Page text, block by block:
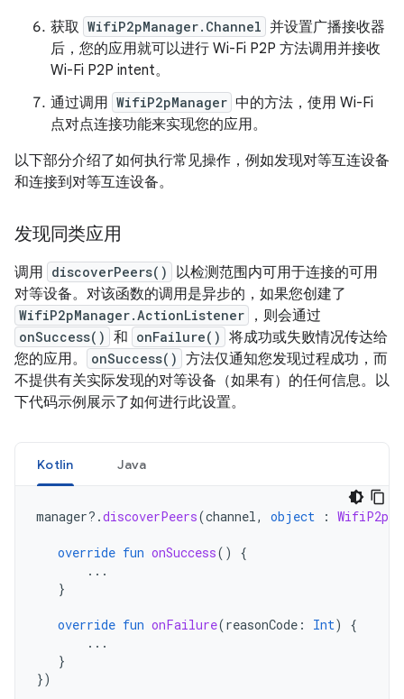
获取 WifiP2pManager.Channel 并设置广播接收器
后，您的应用就可以进行 Wi-Fi P2P 方法调用并接收
Wi-Fi P2P intent。
通过调用 WifiP2pManager 中的方法，使用 Wi-Fi
点对点连接功能来实现您的应用。
以下部分介绍了如何执行常见操作，例如发现对等互连设备
和连接到对等互连设备。
发现同类应用
调用 discoverPeers()
以检测范围内可用于连接的可用
对等设备。对该函数的调用是异步的，如果您创建了
WifiP2pManager.ActionListener ，则会通过
onSuccess() 和 onFailure() 将成功或失败情况传达给
您的应用。
onSuccess() 方法仅通知您发现过程成功，而
不提供有关实际发现的对等设备（如果有）的任何信息。以
下代码示例展示了如何进行此设置。
Kotlin Java
manager?.discoverPeers(channel, object :
override fun onSuccess()
{
...
}
override fun onFailure(reasonCode : Int)
{
...
}
})